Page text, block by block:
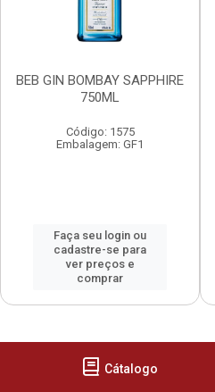
BEB GIN BOMBAY SAPPHIRE
750ML
Código: 1575
Embalagem: GF1
Faça seu login ou
cadastre-se para
ver preços e
comprar
Cátalogo